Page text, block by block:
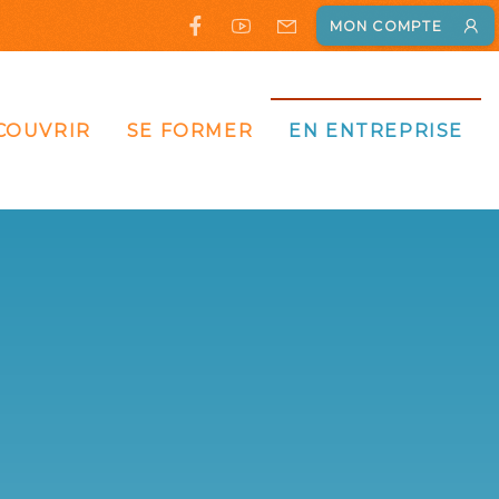
MON COMPTE
SE FORMER EN ENTREPRISE